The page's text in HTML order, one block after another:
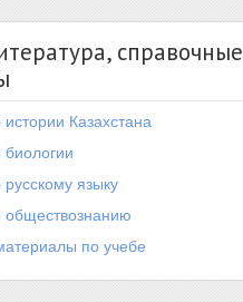
справочные
Казахстана
языку
обществознанию
по учебе